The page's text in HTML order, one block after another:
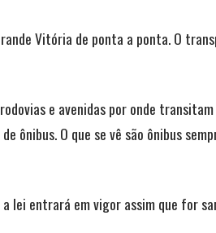
Vitória de ponta a ponta. O
e avenidas por onde transitam
ônibus. O que se vê são ônibus
lei entrará em vigor assim que for